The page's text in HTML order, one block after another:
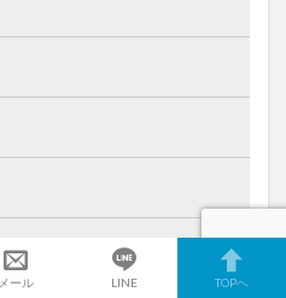
メール LINE TOPへ